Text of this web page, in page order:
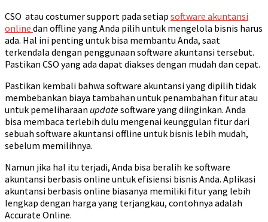
CSO atau costumer support pada setiap software akuntansi
online dan offline yang Anda pilih untuk mengelola bisnis harus
ada. Hal ini penting untuk bisa membantu Anda, saat
terkendala dengan penggunaan software akuntansi tersebut.
Pastikan CSO yang ada dapat diakses dengan mudah dan cepat.
Pastikan kembali bahwa software akuntansi yang dipilih tidak
membebankan biaya tambahan untuk penambahan fitur atau
untuk pemeliharaan updatesoftware yang diinginkan. Anda
bisa membaca terlebih dulu mengenai keunggulan fitur dari
sebuah software akuntansi offline untuk bisnis lebih mudah,
sebelum memilihnya.
Namun jika hal itu terjadi, Anda bisa beralih ke software
akuntansi berbasis online untuk efisiensi bisnis Anda. Aplikasi
akuntansi berbasis online biasanya memiliki fitur yang lebih
lengkap dengan harga yang terjangkau, contohnya adalah
Accurate Online.